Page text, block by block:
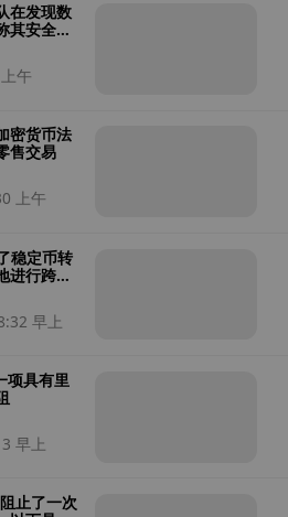
在发现数
其安全性
午
密货币法
售交易
上午
稳定币转
进行跨境
早上
项具有里
早上
止了一次